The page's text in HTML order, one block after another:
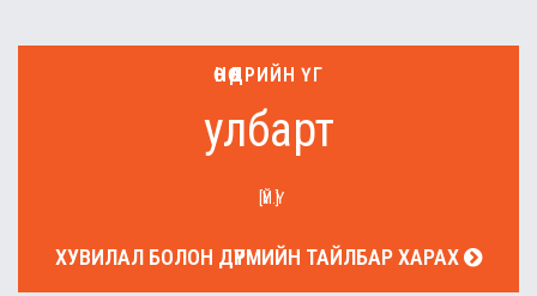
ӨНӨӨДРИЙН ҮГ
улбарт
[ҮЙ.Ү]
ХУВИЛАЛ БОЛОН ДҮРМИЙН ТАЙЛБАР ХАРАХ